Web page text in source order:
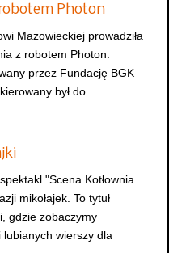
Photon
Mazowieckiej prowadziła
z robotem Photon.
przez Fundację BGK
był do...
"Scena Kotłownia
mikołajek. To tytuł
gdzie zobaczymy
wierszy dla